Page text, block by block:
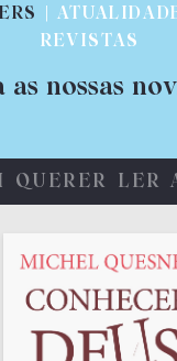
|
REVISTAS
as nossas
QUERER LER